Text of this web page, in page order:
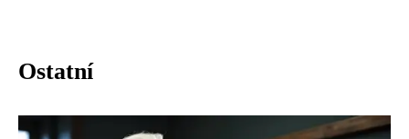
Ostatní